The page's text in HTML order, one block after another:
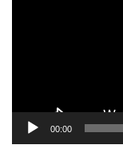
00:00